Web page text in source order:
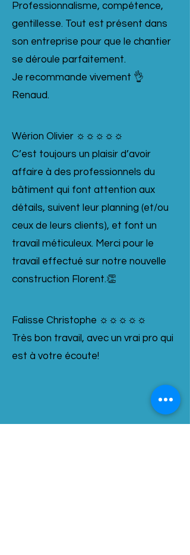
Professionnalisme, compétence,
gentillesse. Tout est présent dans
son entreprise pour que le chantier
se déroule parfaitement.
Je recommande vivement 👌
Renaud.
Wérion Olivier ☼☼☼☼☼
C’est toujours un plaisir d’avoir
affaire à des professionnels du
bâtiment qui font attention aux
détails, suivent leur planning (et/ou
ceux de leurs clients), et font un
travail méticuleux. Merci pour le
travail effectué sur notre nouvelle
construction Florent.👏
Falisse Christophe ☼☼☼☼☼
Très bon travail, avec un vrai pro qui
est à votre écoute!